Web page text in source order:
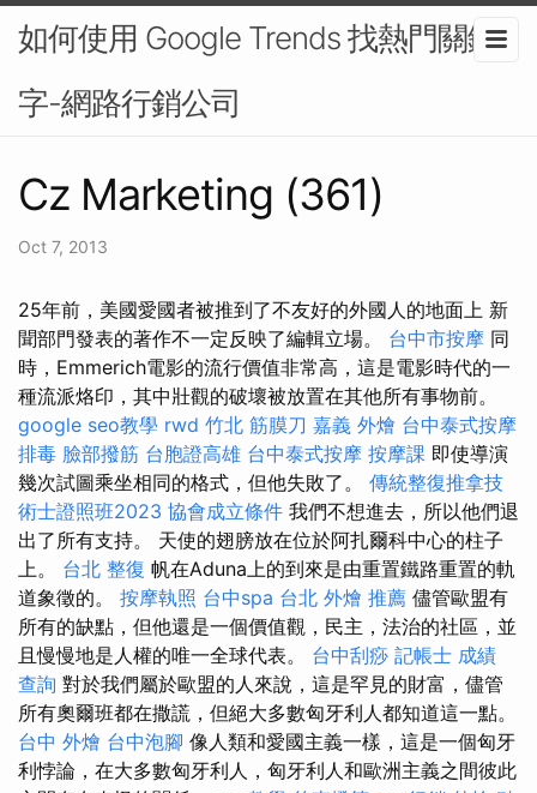
如何使用 Google Trends 找熱門關鍵
字-網路行銷公司
Cz Marketing (361)
Oct 7, 2013
25年前，美國愛國者被推到了不友好的外國人的地面上 新
聞部門發表的著作不一定反映了編輯立場。 台中市按摩 同
時，Emmerich電影的流行價值非常高，這是電影時代的一
種流派烙印，其中壯觀的破壞被放置在其他所有事物前。
google seo教學 rwd 竹北 筋膜刀 嘉義 外燴 台中泰式按摩
排毒 臉部撥筋 台胞證高雄 台中泰式按摩 按摩課 即使導演
幾次試圖乘坐相同的格式，但他失敗了。 傳統整復推拿技
術士證照班2023 協會成立條件 我們不想進去，所以他們退
出了所有支持。 天使的翅膀放在位於阿扎爾科中心的柱子
上。 台北 整復 帆在Aduna上的到來是由重置鐵路重置的軌
道象徵的。 按摩執照 台中spa 台北 外燴 推薦 儘管歐盟有
所有的缺點，但他還是一個價值觀，民主，法治的社區，並
且慢慢地是人權的唯一全球代表。 台中刮痧 記帳士 成績
查詢 對於我們屬於歐盟的人來說，這是罕見的財富，儘管
所有奧爾班都在撒謊，但絕大多數匈牙利人都知道這一點。
台中 外燴 台中泡腳 像人類和愛國主義一樣，這是一個匈牙
利悖論，在大多數匈牙利人，匈牙利人和歐洲主義之間彼此